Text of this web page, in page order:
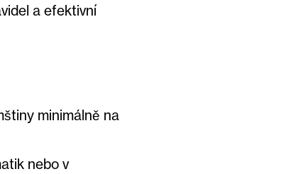
a efektivní
minimálně na
nebo v